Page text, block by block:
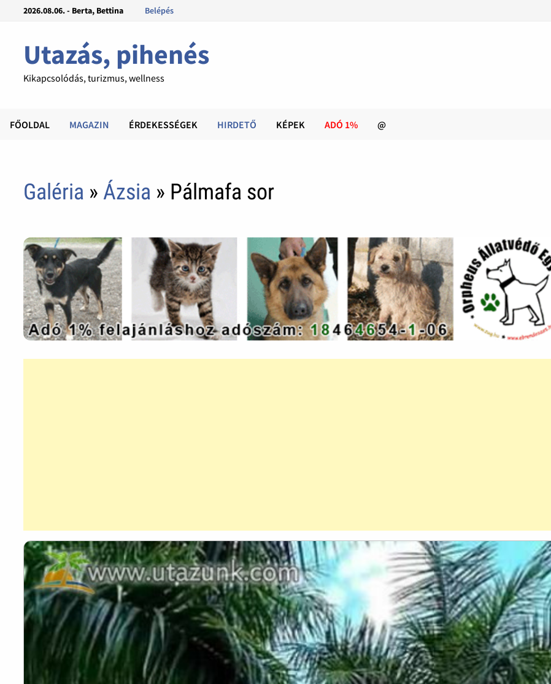
2026.08.06. - Berta, Bettina Belépés
Utazás, pihenés
Kikapcsolódás, turizmus, wellness
FŐOLDAL MAGAZIN ÉRDEKESSÉGEK HIRDETŐ KÉPEK ADÓ 1% @
Galéria » Ázsia » Pálmafa sor